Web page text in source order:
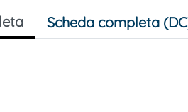
Scheda completa